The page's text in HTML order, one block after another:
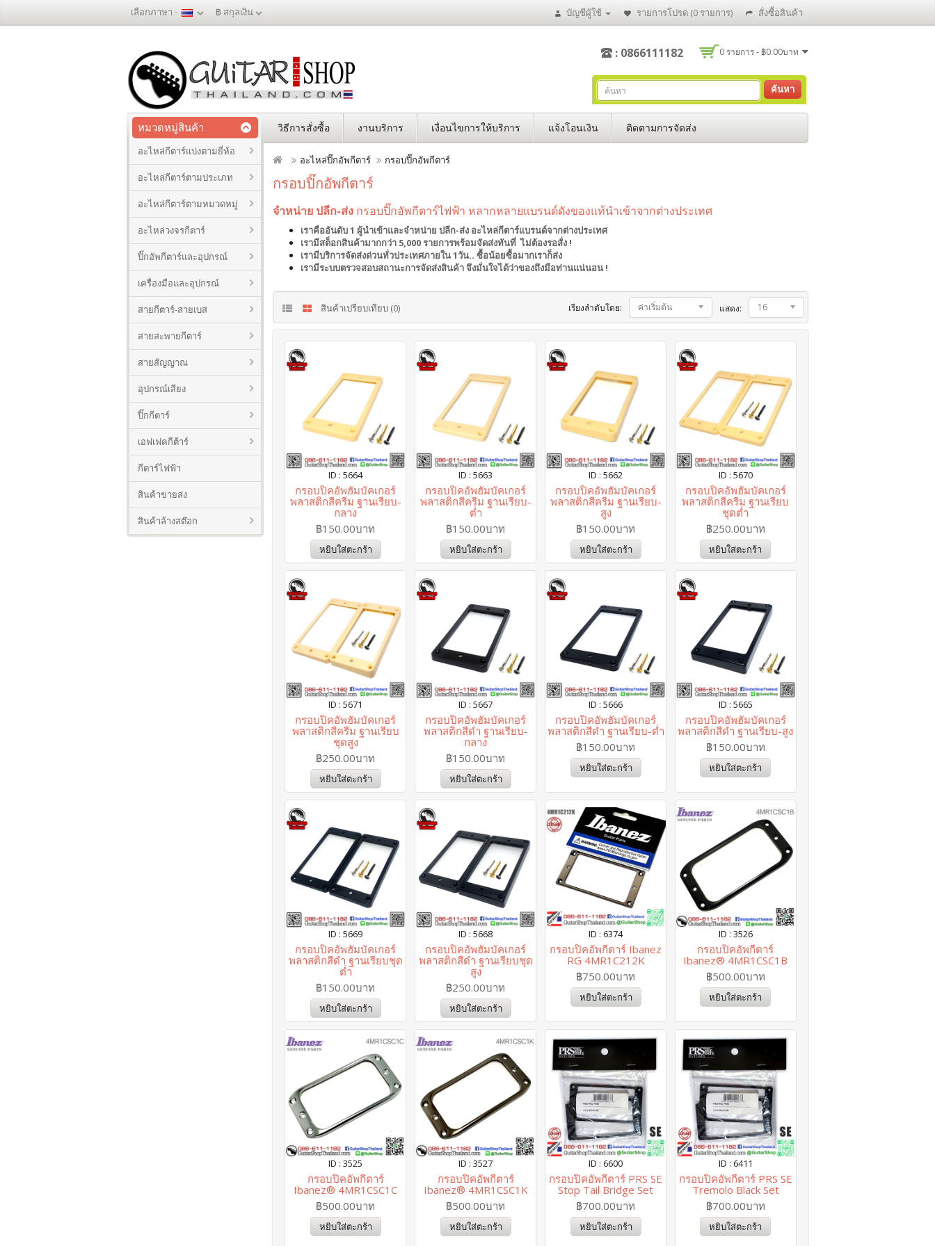
เลือกภาษา - ฿ สกุลเงิน บัญชีผู้ใช้ รายการโปรด (0 รายการ) สั่งซื้อสินค้า
0 รายการ - ฿0.00บาท
: 0866111182
ค้นหา
หมวดหมู่สินค้า วิธีการสั่งซื้อ งานบริการ เงื่อนไขการให้บริการ แจ้งโอนเงิน ติดตามการจัดส่ง
อะไหล่กีตาร์แบ่งตามยี่ห้อ
อะไหล่กีตาร์ตามประเภท
อะไหล่กีตาร์ตามหมวดหมู่
อะไหล่วงจรกีตาร์
ปิ๊กอัพกีตาร์และอุปกรณ์
เครื่องมือและอุปกรณ์
สายกีตาร์-สายเบส
สายสะพายกีตาร์
สายสัญญาณ
อุปกรณ์เสียง
ปิ๊กกีตาร์
เอฟเฟคกีต้าร์
กีตาร์ไฟฟ้า
สินค้าขายส่ง
สินค้าล้างสต๊อก
อะไหล่ปิ๊กอัพกีตาร์ กรอบปิ๊กอัพกีตาร์
กรอบปิ๊กอัพกีตาร์
จำหน่าย ปลีก-ส่ง กรอบปิ๊กอัพกีตาร์ไฟฟ้า หลากหลายแบรนด์ดังของแท้นำเข้าจากต่างประเทศ
เราคืออันดับ 1 ผู้นำเข้าและจำหน่าย ปลีก-ส่ง อะไหล่กีตาร์แบรนด์จากต่างประเทศ
เรามีสต็อกสินค้ามากกว่า 5,000 รายการพร้อมจัดส่งทันที่ ไม่ต้องรอสั่ง !
เรามีบริการจัดส่งด่วนทั่วประเทศภายใน 1วัน.. ซื้อน้อยซื้อมากเราก็ส่ง
เรามีระบบตรวจสอบสถานะการจัดส่งสินค้า จึงมั่นใจได้ว่าของถึงมือท่านแน่นอน !
สินค้าเปรียบเทียบ (0) เรียงลำดับโดย: ค่าเริ่มต้น แสดง: 16
ID : 5664
กรอบปิคอัพฮัมบัคเกอร์
พลาสติกสีครีม ฐานเรียบ-
กลาง
฿150.00บาท
หยิบใส่ตะกร้า
ID : 5663
กรอบปิคอัพฮัมบัคเกอร์
พลาสติกสีครีม ฐานเรียบ-
ต่ำ
฿150.00บาท
หยิบใส่ตะกร้า
ID : 5662
กรอบปิคอัพฮัมบัคเกอร์
พลาสติกสีครีม ฐานเรียบ-
สูง
฿150.00บาท
หยิบใส่ตะกร้า
ID : 5670
กรอบปิคอัพฮัมบัคเกอร์
พลาสติกสีครีม ฐานเรียบ
ชุดต่ำ
฿250.00บาท
หยิบใส่ตะกร้า
ID : 5671
กรอบปิคอัพฮัมบัคเกอร์
พลาสติกสีครีม ฐานเรียบ
ชุดสูง
฿250.00บาท
หยิบใส่ตะกร้า
ID : 5667
กรอบปิคอัพฮัมบัคเกอร์
พลาสติกสีดำ ฐานเรียบ-
กลาง
฿150.00บาท
หยิบใส่ตะกร้า
ID : 5666
กรอบปิคอัพฮัมบัคเกอร์
พลาสติกสีดำ ฐานเรียบ-ต่ำ
฿150.00บาท
หยิบใส่ตะกร้า
ID : 5665
กรอบปิคอัพฮัมบัคเกอร์
พลาสติกสีดำ ฐานเรียบ-สูง
฿150.00บาท
หยิบใส่ตะกร้า
ID : 5669
กรอบปิคอัพฮัมบัคเกอร์
พลาสติกสีดำ ฐานเรียบชุด
ต่ำ
฿150.00บาท
หยิบใส่ตะกร้า
ID : 5668
กรอบปิคอัพฮัมบัคเกอร์
พลาสติกสีดำ ฐานเรียบชุด
สูง
฿250.00บาท
หยิบใส่ตะกร้า
ID : 6374
กรอบปิคอัพกีตาร์ Ibanez
RG 4MR1C212K
฿750.00บาท
หยิบใส่ตะกร้า
ID : 3526
กรอบปิคอัพกีตาร์
Ibanez® 4MR1CSC1B
฿500.00บาท
หยิบใส่ตะกร้า
ID : 3525
กรอบปิคอัพกีตาร์
Ibanez® 4MR1CSC1C
฿500.00บาท
หยิบใส่ตะกร้า
ID : 3527
กรอบปิคอัพกีตาร์
Ibanez® 4MR1CSC1K
฿500.00บาท
หยิบใส่ตะกร้า
ID : 6600
กรอบปิคอัพกีตาร์ PRS SE
Stop Tail Bridge Set
฿700.00บาท
หยิบใส่ตะกร้า
ID : 6411
กรอบปิคอัพกีตาร์ PRS SE
Tremolo Black Set
฿700.00บาท
หยิบใส่ตะกร้า